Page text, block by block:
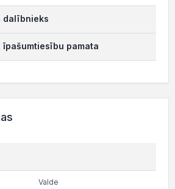
dalībnieks
īpašumtiesību pamata
Valde